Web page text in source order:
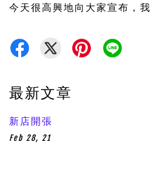
今天很高興地向大家宣布，
最新文章
新店開張
Feb 28, 21